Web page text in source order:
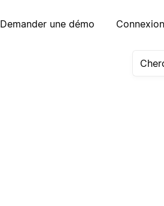
Demander une démo Connexion